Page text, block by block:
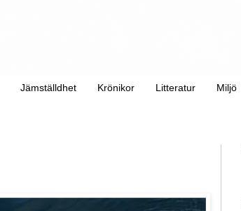
Jämställdhet Krönikor Litteratur Miljö